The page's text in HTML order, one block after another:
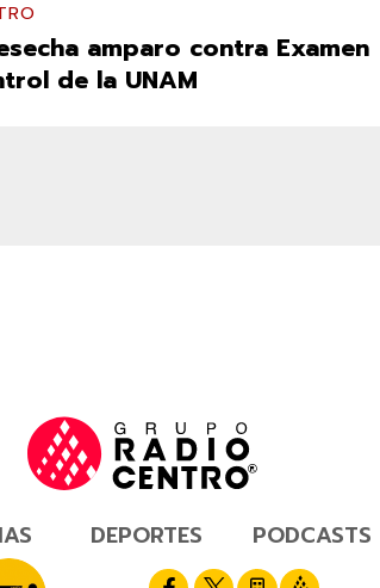
amparo contra Examen
de la UNAM
DEPORTES PODCASTS